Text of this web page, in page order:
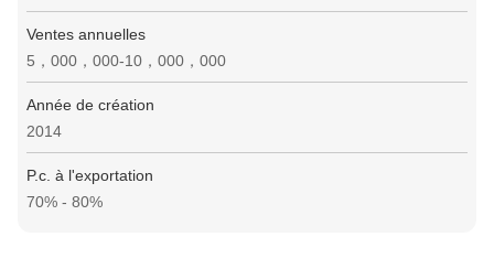
Ventes annuelles
5，000，000-10，000，000
Année de création
2014
P.c. à l'exportation
70% - 80%